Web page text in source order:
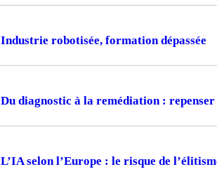
Industrie robotisée, formation dépassée
Du diagnostic à la remédiation :
L’IA selon l’Europe : le risque de